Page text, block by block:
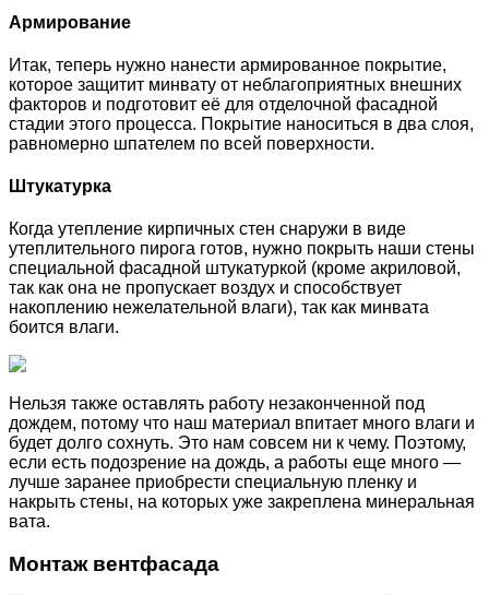
Армирование
Итак, теперь нужно нанести армированное покрытие,
которое защитит минвату от неблагоприятных внешних
факторов и подготовит её для отделочной фасадной
стадии этого процесса. Покрытие наноситься в два слоя,
равномерно шпателем по всей поверхности.
Штукатурка
Когда утепление кирпичных стен снаружи в виде
утеплительного пирога готов, нужно покрыть наши стены
специальной фасадной штукатуркой (кроме акриловой,
так как она не пропускает воздух и способствует
накоплению нежелательной влаги), так как минвата
боится влаги.
Нельзя также оставлять работу незаконченной под
дождем, потому что наш материал впитает много влаги и
будет долго сохнуть. Это нам совсем ни к чему. Поэтому,
если есть подозрение на дождь, а работы еще много —
лучше заранее приобрести специальную пленку и
накрыть стены, на которых уже закреплена минеральная
вата.
Монтаж вентфасада